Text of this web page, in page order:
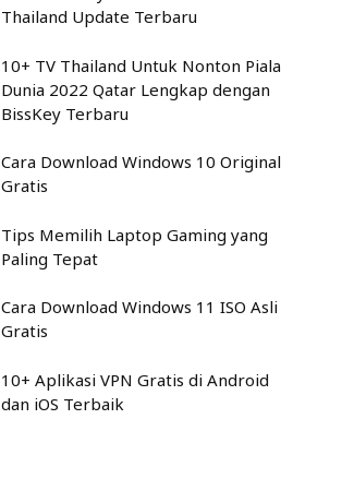
Thailand Update Terbaru
10+ TV Thailand Untuk Nonton Piala
Dunia 2022 Qatar Lengkap dengan
BissKey Terbaru
Cara Download Windows 10 Original
Gratis
Tips Memilih Laptop Gaming yang
Paling Tepat
Cara Download Windows 11 ISO Asli
Gratis
10+ Aplikasi VPN Gratis di Android
dan iOS Terbaik